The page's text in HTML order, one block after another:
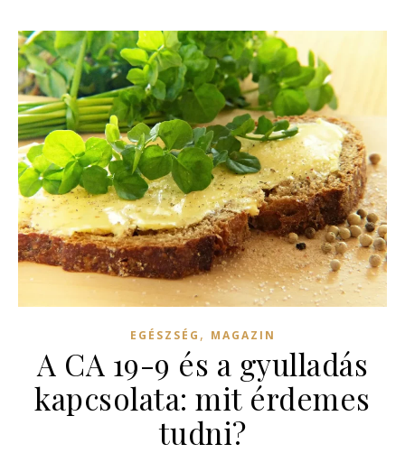
EGÉSZSÉG , MAGAZIN
A CA 19-9 és a gyulladás
kapcsolata: mit érdemes
tudni?